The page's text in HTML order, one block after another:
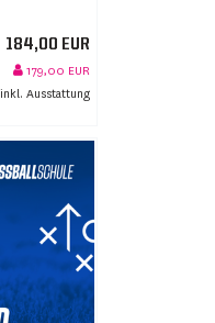
184,00 EUR
179,00 EUR
inkl. Ausstattung